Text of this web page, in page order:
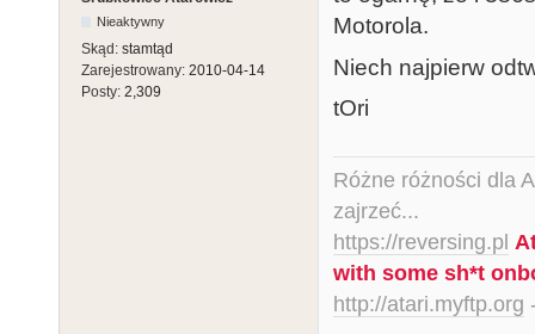
Nieaktywny
Skąd: stamtąd
Zarejestrowany: 2010-04-14
Posty: 2,309
Motorola.
Niech najpierw
tOri
Różne różności dla
zajrzeć...
https://reversing.pl
with some sh*t
http://atari.myftp.org